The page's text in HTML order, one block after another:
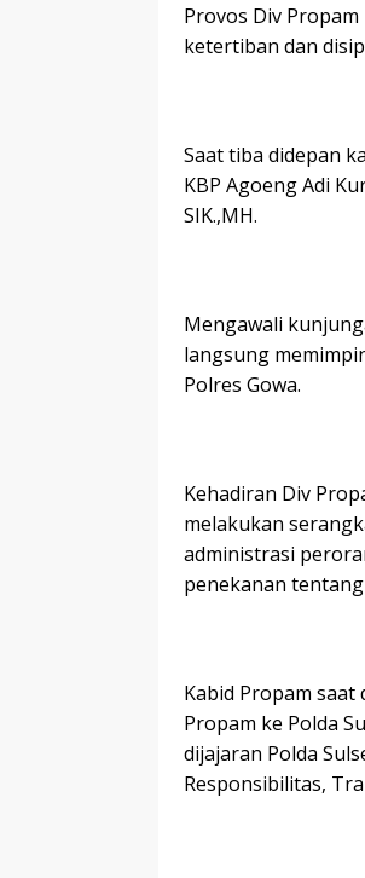
Provos Div
ketertiban dan
Saat tiba didepan
KBP Agoeng Adi
SIK.,MH.
Mengawali
langsung
Polres Gowa.
Kehadiran Div
melakukan
administrasi
penekanan tentang
Kabid Propam
Propam ke Polda
dijajaran Polda
Responsibilitas,